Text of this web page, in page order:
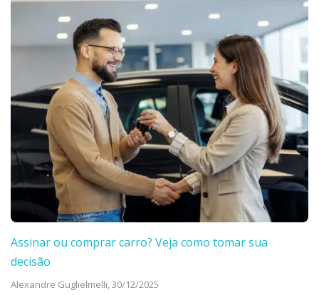
Assinar ou comprar carro? Veja como tomar sua
decisão
Alexandre Guglielmelli,30/12/2025